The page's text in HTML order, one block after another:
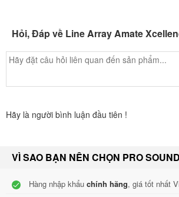
Multilayer Baltic birch plywood
Hỏi, Đáp về Line Array Amate
Hãy là người bình luận đầu tiên !
VÌ SAO BẠN NÊN CHỌN PRO
Hàng nhập khẩu chính hãng, giá tốt nhất